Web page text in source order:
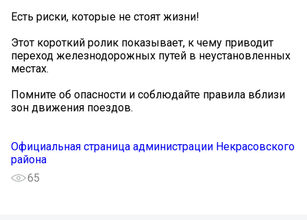
Есть риски, которые не стоят жизни!
Этот короткий ролик показывает, к чему приводит
переход железнодорожных путей в неустановленных
местах.
Помните об опасности и соблюдайте правила вблизи
зон движения поездов.
Официальная страница администрации Некрасовского
района
65